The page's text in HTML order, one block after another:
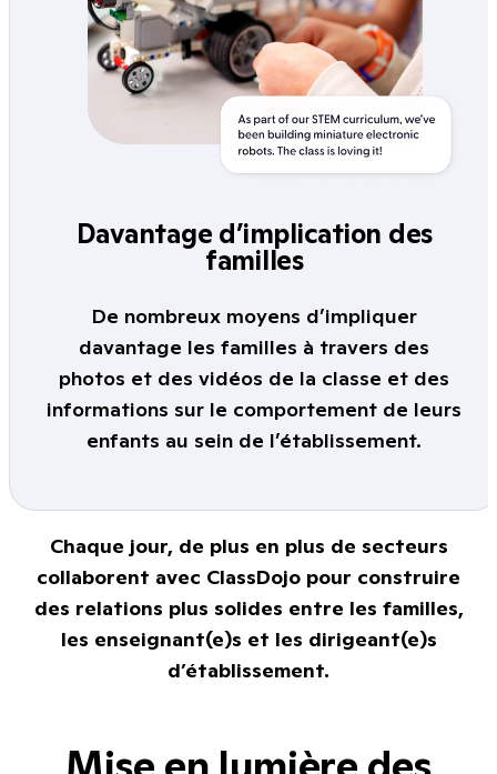
Davantage d’implication des
familles
De nombreux moyens d’impliquer
davantage les familles à travers des
photos et des vidéos de la classe et des
informations sur le comportement de leurs
enfants au sein de l’établissement.
Chaque jour, de plus en plus de secteurs
collaborent avec ClassDojo pour construire
des relations plus solides entre les familles,
les enseignant(e)s et les dirigeant(e)s
d’établissement.